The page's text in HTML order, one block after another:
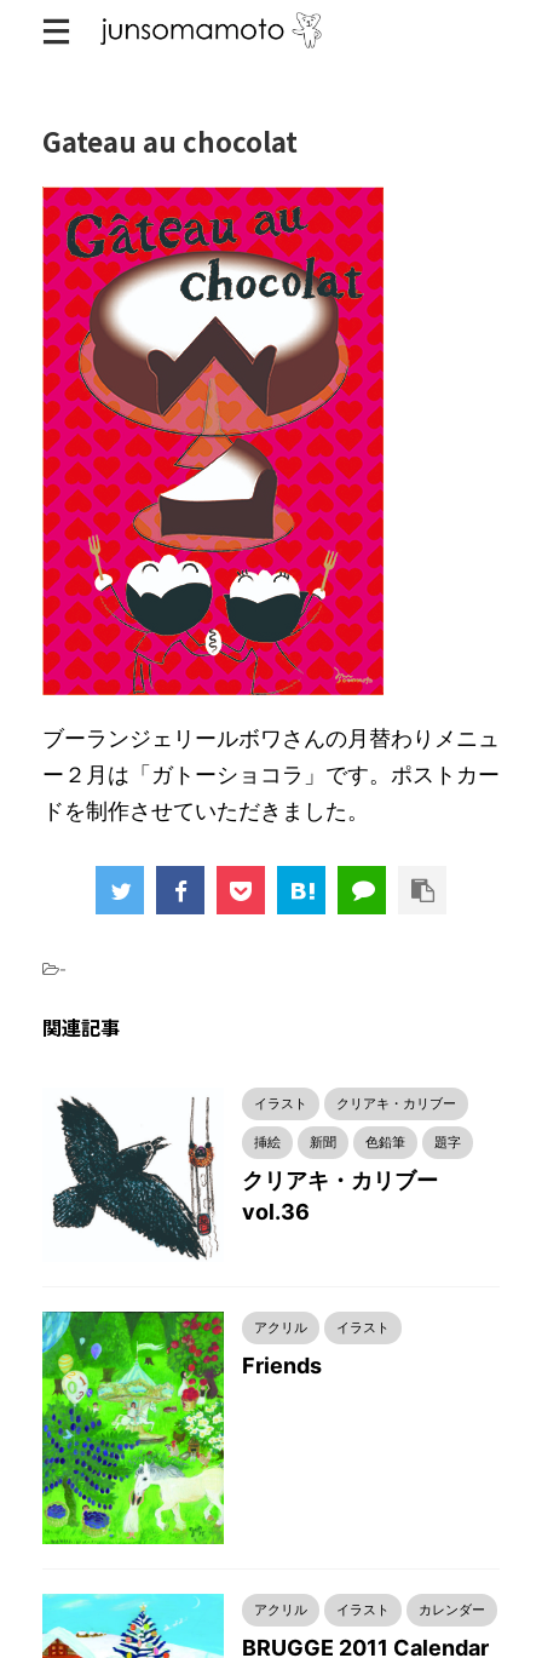
Gateau au chocolat
ブーランジェリールボワさんの月替わりメニュ
ー２月は「ガトーショコラ」です。ポストカー
ドを制作させていただきました。
-
関連記事
イラスト クリアキ・カリブー
挿絵 新聞 色鉛筆 題字
クリアキ・カリブー
vol.36
アクリル イラスト
Friends
アクリル イラスト カレンダー
BRUGGE 2011 Calendar